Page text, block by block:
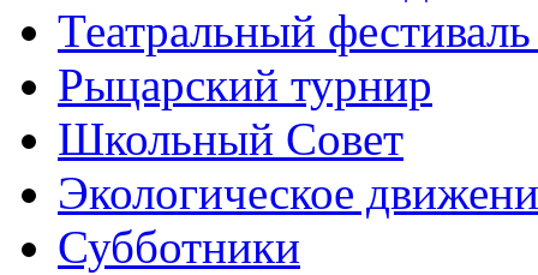
Театральный
Рыцарский турнир
Школьный Совет
Экологическое
Субботники